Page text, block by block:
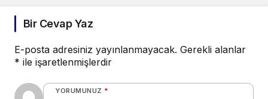
Bir Cevap Yaz
E-posta adresiniz yayınlanmayacak. Gerekli alanlar
* ile işaretlenmişlerdir
YORUMUNUZ *